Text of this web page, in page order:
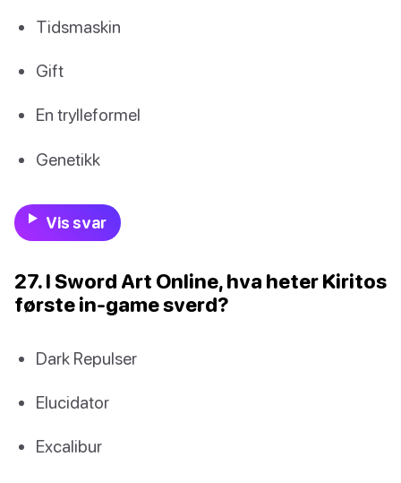
Tidsmaskin
Gift
En trylleformel
Genetikk
Vis svar
27. I Sword Art Online, hva heter Kiritos
første in-game sverd?
Dark Repulser
Elucidator
Excalibur